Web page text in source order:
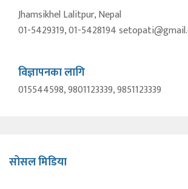
Jhamsikhel Lalitpur, Nepal
01-5429319, 01-5428194
विज्ञापनका लागि
015544598, 9801123339, 9851123339
सोसल मिडिया